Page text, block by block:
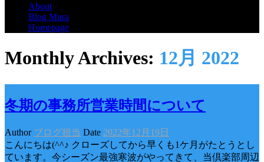
About
Blog Mura
Homepage
Monthly Archives: 12月 2022
冬期の事務所営業時間について
Author ブログ担当 Date 2022年12月19日
こんにちは(^^♪ クローズしてから早くも1ケ月がたとうとし
ています。今シーズン最強寒波がやってきて、当倶楽部周辺